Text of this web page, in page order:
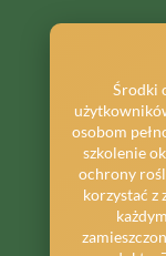
Środki
osobom
szkolenie
ochrony
korzystać z